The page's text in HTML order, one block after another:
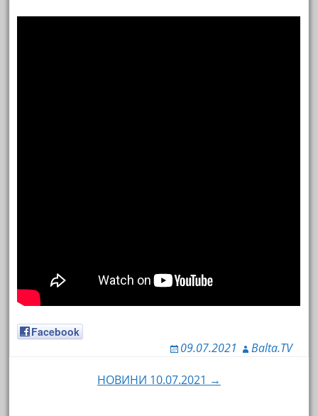
Facebook
09.07.2021 Balta.TV
Навигация по записям
НОВИНИ 10.07.2021 →